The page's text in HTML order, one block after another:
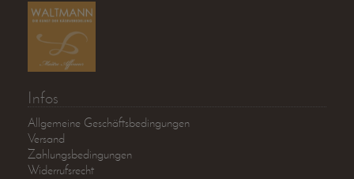
Infos
Allgemeine Geschäftsbedingungen
Versand
Zahlungsbedingungen
Widerrufsrecht